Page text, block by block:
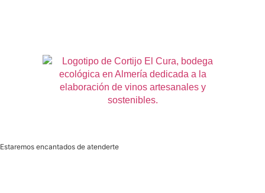
Estaremos encantados de atenderte